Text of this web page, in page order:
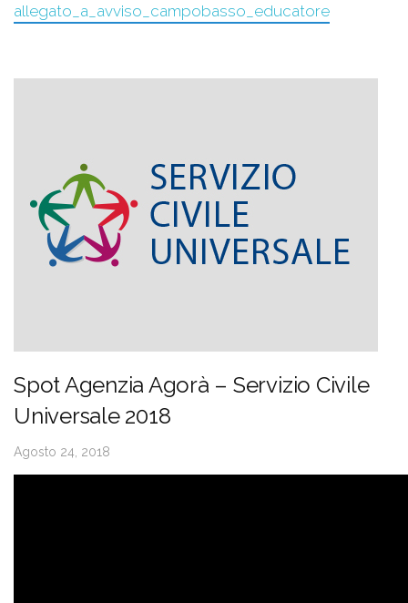
allegato_a_avviso_campobasso_educatore
Spot Agenzia Agorà – Servizio Civile
Universale 2018
Agosto 24, 2018